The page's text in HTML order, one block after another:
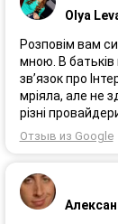
впиралися в
Спробували
операторів,
антену, змінили
невеликою
неможливе :)
вдячний і
Olya
Розповім вам
мною. В батьків
зв’язок про
мріяла, але не
різні
був дуже
відсутній. І ось
підкорило це
вирішила
Надіслала
Отзыв из Google